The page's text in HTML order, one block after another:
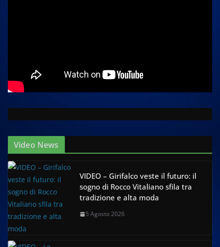
Video News
VIDEO – Girifalco veste il futuro: il
sogno di Rocco Vitaliano sfila tra
tradizione e alta moda
5 Agosto 2026